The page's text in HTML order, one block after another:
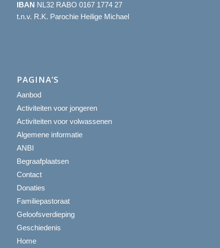
IBAN NL32 RABO 0167 1774 27
t.n.v. R.K. Parochie Heilige Michael
PAGINA’S
Aanbod
Activiteiten voor jongeren
Activiteiten voor volwassenen
Algemene informatie
ANBI
Begraafplaatsen
Contact
Donaties
Familiepastoraat
Geloofsverdieping
Geschiedenis
Home